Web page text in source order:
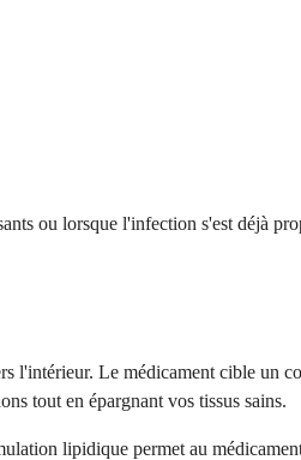
ou lorsque l'infection s'est déjà
l'intérieur. Le médicament cible un
tout en épargnant vos tissus sains.
lipidique permet au